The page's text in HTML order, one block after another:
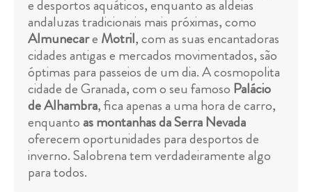
e desportos aquáticos, enquanto as aldeias
andaluzas tradicionais mais próximas, como
Almunecare Motril, com as suas encantadoras
cidades antigas e mercados movimentados, são
óptimas para passeios de um dia. A cosmopolita
cidade de Granada, com o seu famoso Palácio
de Alhambra, fica apenas a uma hora de carro,
enquantoas montanhas da Serra Nevada
oferecem oportunidades para desportos de
inverno. Salobrena tem verdadeiramente algo
para todos.